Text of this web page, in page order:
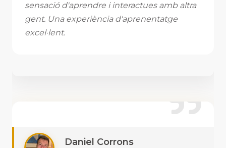
sensació d'aprendre i interactues amb altra
gent. Una experiència d'aprenentatge
excel·lent.
Daniel Corrons